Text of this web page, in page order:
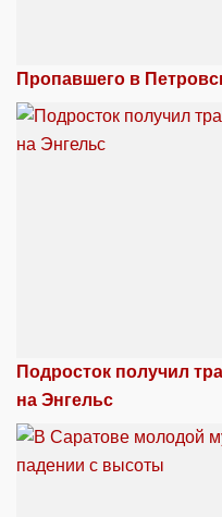
Пропавшего в
Подросток получил
на Энгельс